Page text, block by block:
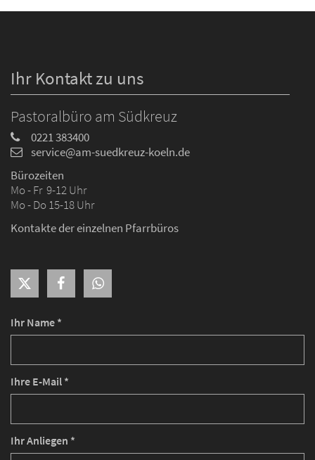
Ihr Name *
Ihre E-Mail *
Ihr Anliegen *
Ihr Kontakt zu uns
Pastoralbüro am Südkreuz
0221 383400
service@am-suedkreuz-koeln.de
Bürozeiten
Mo - Fr 9-12 Uhr
Mo - Do 15-18 Uhr
Kontakte der einzelnen Pfarrbüros